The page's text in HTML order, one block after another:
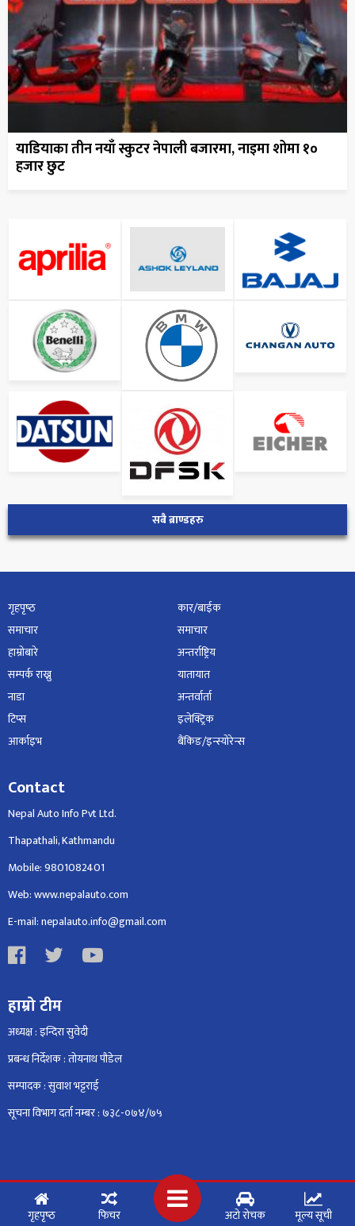
याडियाका तीन नयाँ स्कुटर नेपाली बजारमा, नाइमा शोमा १०
हजार छुट
सबै ब्राण्डहरु
गृहपृष्‍ठ
समाचार
हाम्रोबारे
सम्पर्क राख्नु
नाडा
टिप्स
आर्काइभ
कार/बाईक
समाचार
अन्तर्राष्ट्रिय
यातायात
अन्तर्वार्ता
इलेक्ट्रिक
बैंकिङ/इन्स्योरेन्स
Contact
Nepal Auto Info Pvt Ltd.
Thapathali, Kathmandu
Mobile: 9801082401
Web: www.nepalauto.com
E-mail: nepalauto.info@gmail.com
हाम्रो टीम
अध्यक्ष : इन्दिरा सुवेदी
प्रबन्ध निर्देशक : तोयनाथ पौडेल
सम्पादक : सुवाश भट्टराई
सूचना विभाग दर्ता नम्बर : ७३८-०७४/७५
गृहपृष्‍ठ फिचर अटो रोचक मूल्य सूची